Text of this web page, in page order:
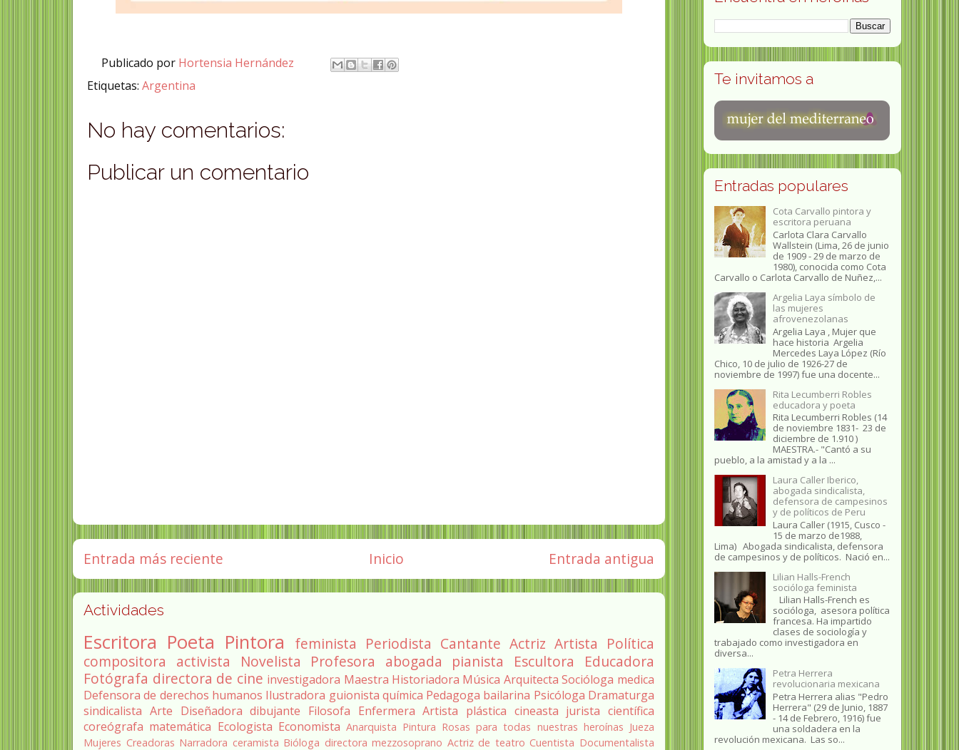
Publicado por Hortensia Hernández
Etiquetas:Argentina
No hay comentarios:
Publicar un comentario
Entrada más reciente Entrada antigua
Inicio
Actividades
Escritora Poeta Pintora feminista Periodista Cantante Actriz Artista Política
compositora
activista Novelista Profesora abogada pianista Escultora
Educadora
Fotógrafa directora de cine investigadora Maestra Historiadora Música Arquitecta Socióloga medica
Defensora de derechos humanos Ilustradora guionista química Pedagoga bailarina Psicóloga Dramaturga
sindicalista Arte Diseñadora dibujante Filosofa Enfermera Artista plástica cineasta jurista científica
coreógrafa matemática Ecologista Economista Anarquista Pintura Rosas para todas nuestras heroínas Jueza
Mujeres Creadoras Narradora ceramista Bióloga directora mezzosoprano Actriz de teatro Cuentista Documentalista
Te invitamos a
Entradas populares
Cota Carvallo pintora y
escritora peruana
Carlota Clara Carvallo
Wallstein (Lima, 26 de junio
de 1909 - 29 de marzo de
1980), conocida como Cota
Carvallo o Carlota Carvallo de Nuñez,...
Argelia Laya símbolo de
las mujeres
afrovenezolanas
Argelia Laya , Mujer que
hace historia Argelia
Mercedes Laya López (Río
Chico, 10 de julio de 1926-27 de
noviembre de 1997) fue una docente...
Rita Lecumberri Robles
educadora y poeta
Rita Lecumberri Robles (14
de noviembre 1831- 23 de
diciembre de 1.910 )
MAESTRA.- "Cantó a su
pueblo, a la amistad y a la ...
Laura Caller Iberico,
abogada sindicalista,
defensora de campesinos
y de políticos de Peru
Laura Caller (1915, Cusco -
15 de marzo de1988,
Lima) Abogada sindicalista, defensora
de campesinos y de políticos. Nació en...
Lilian Halls-French
socióloga feminista
Lilian Halls-French es
socióloga, asesora política
francesa. Ha impartido
clases de sociología y
trabajado como investigadora en
diversa...
Petra Herrera
revolucionaria mexicana
Petra Herrera alias "Pedro
Herrera" (29 de Junio, 1887
- 14 de Febrero, 1916) fue
una soldadera en la
revolución mexicana. Las so...